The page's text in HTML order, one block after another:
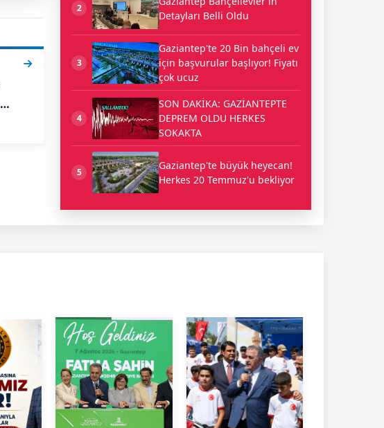
2
Detayları Belli Oldu
3
Gaziantep'te 20 Bin bahçeli ev
için başvurular başlıyor! Fiyatı
çok ucuz
4
SON DAKİKA: GAZİANTEPTE
DEPREM OLDU HERKES
SOKAKTA
5
Gaziantep'te büyük heyecan!
Herkes 20 Temmuz'u bekliyor